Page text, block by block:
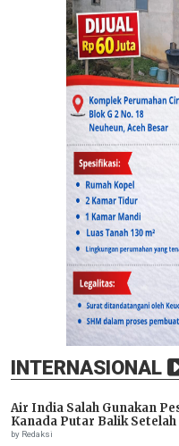
INTERNASIONAL
Air India Salah Gunakan
Kanada Putar Balik
by Redaksi